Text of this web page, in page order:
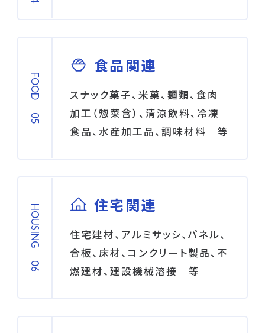
FOOD
食品関連
スナック菓子、米菓、麺類、食肉
加工（惣菜含）、清涼飲料、冷凍
食品、水産加工品、調味材料 等
HOUSING 住宅関連
住宅建材、アルミサッシ、パネル、
合板、床材、コンクリート製品、不
燃建材、建設機械溶接 等